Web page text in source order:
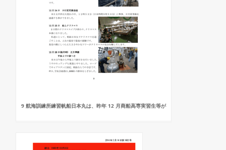
9 航海訓練所練習帆船日本丸は、昨年 12 月商船高専実習生等が